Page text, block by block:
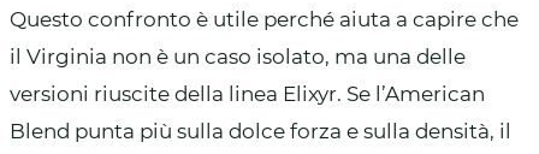
Questo confronto è utile perché aiuta a capire che
il Virginia non è un caso isolato, ma una delle
versioni riuscite della linea Elixyr. Se l’American
Blend punta più sulla dolce forza e sulla densità, il